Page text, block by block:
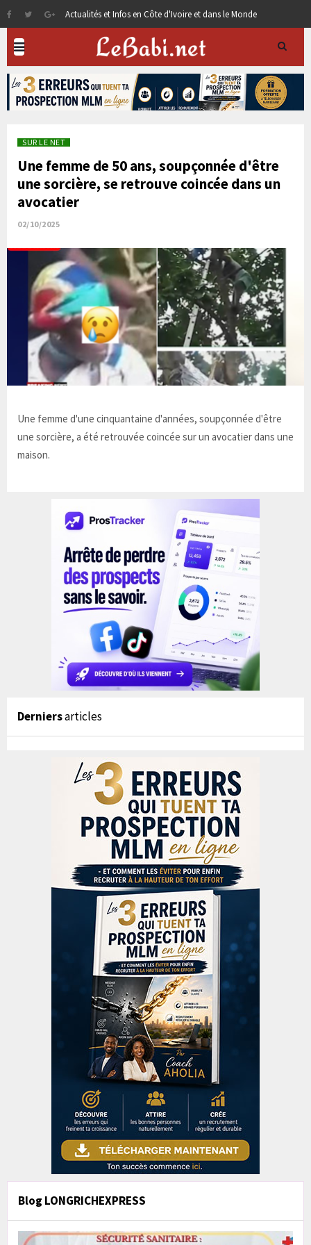
Actualités et Infos en Côte d'Ivoire et dans le Monde
SUR LE NET
Une femme de 50 ans, soupçonnée d'être
une sorcière, se retrouve coincée dans un
avocatier
02/10/2025
Une femme d'une cinquantaine d'années, soupçonnée d'être
une sorcière, a été retrouvée coincée sur un avocatier dans une
maison.
Derniersarticles
Blog LONGRICHEXPRESS